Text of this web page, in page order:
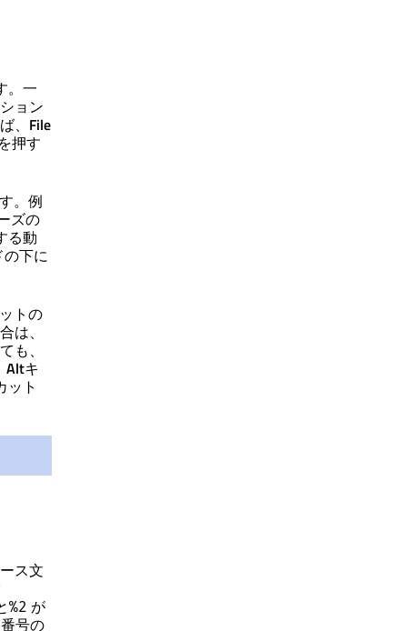
。一
ョン
、 File
押す
。例
ズの
る動
下に
トの
は、
も、
Altキ
ット
ス文
%2 が
号の